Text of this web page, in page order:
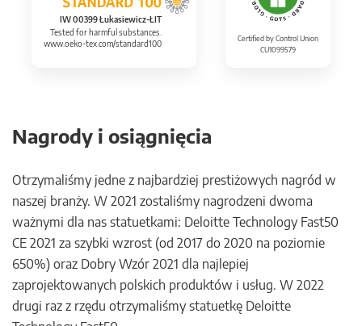
IW 00399 Łukasiewicz-ŁIT
Tested for harmful substances.
www.oeko-tex.com/standard100
Certified by Control Union
CU1099579
Nagrody i osiągnięcia
Otrzymaliśmy jedne z najbardziej prestiżowych nagród w
naszej branży. W 2021 zostaliśmy nagrodzeni dwoma
ważnymi dla nas statuetkami: Deloitte Technology Fast50
CE 2021 za szybki wzrost (od 2017 do 2020 na poziomie
650%) oraz Dobry Wzór 2021 dla najlepiej
zaprojektowanych polskich produktów i usług. W 2022
drugi raz z rzędu otrzymaliśmy statuetkę Deloitte